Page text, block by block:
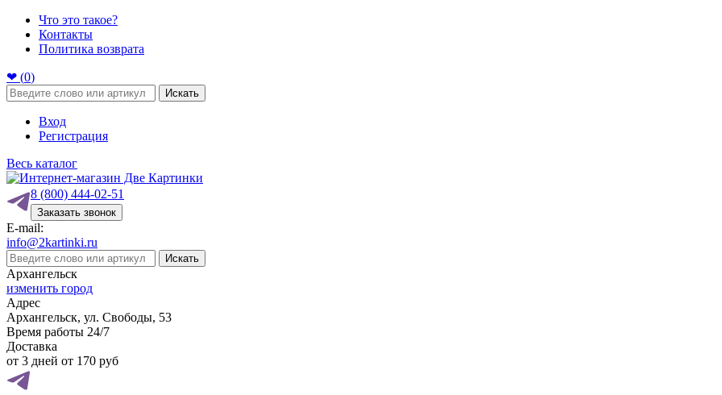
Что это такое?
Контакты
Политика возврата
❤ (0)
Искать
Вход
Регистрация
Весь каталог
8 (800) 444-02-51
Заказать звонок
E-mail:
info@2kartinki.ru
Искать
Архангельск
изменить город
Адрес
Архангельск, ул. Свободы, 53
Время работы 24/7
Доставка
от 3 дней от 170 руб